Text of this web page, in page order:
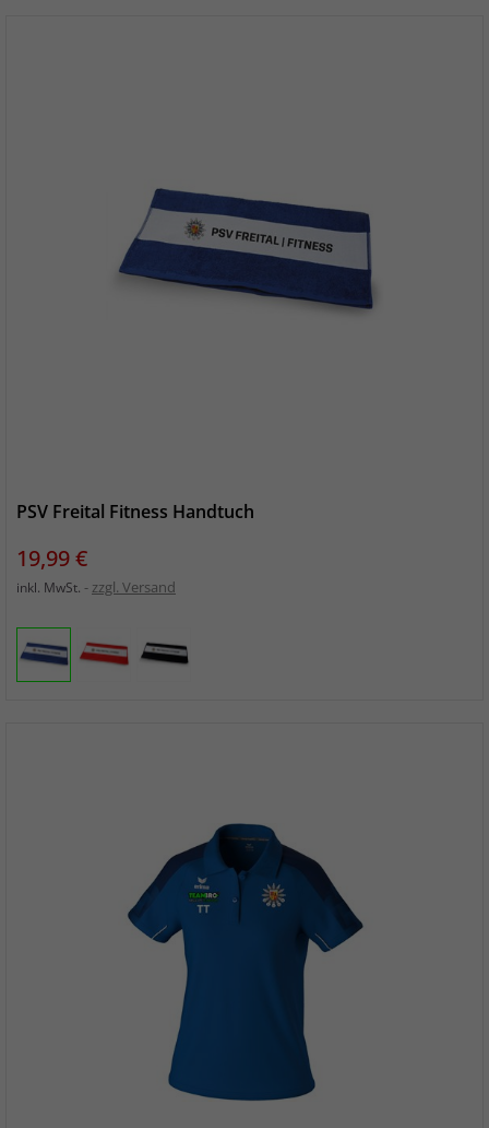
PSV Freital Fitness Handtuch
Preis
19,99 €
inkl. MwSt. zzgl. Versand